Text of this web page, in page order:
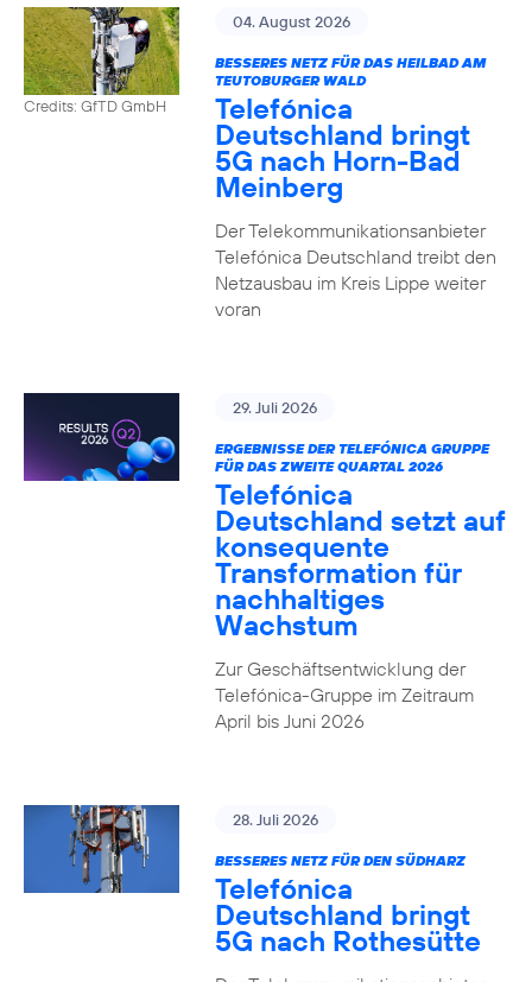
Credits: GfTD GmbH
04. August 2026
BESSERES NETZ FÜR DAS HEILBAD AM
TEUTOBURGER WALD
Telefónica
Deutschland bringt
5G nach Horn-Bad
Meinberg
Der Telekommunikationsanbieter
Telefónica Deutschland treibt den
Netzausbau im Kreis Lippe weiter
voran
29. Juli 2026
ERGEBNISSE DER TELEFÓNICA GRUPPE
FÜR DAS ZWEITE QUARTAL 2026
Telefónica
Deutschland setzt auf
konsequente
Transformation für
nachhaltiges
Wachstum
Zur Geschäftsentwicklung der
Telefónica-Gruppe im Zeitraum
April bis Juni 2026
28. Juli 2026
BESSERES NETZ FÜR DEN SÜDHARZ
Telefónica
Deutschland bringt
5G nach Rothesütte